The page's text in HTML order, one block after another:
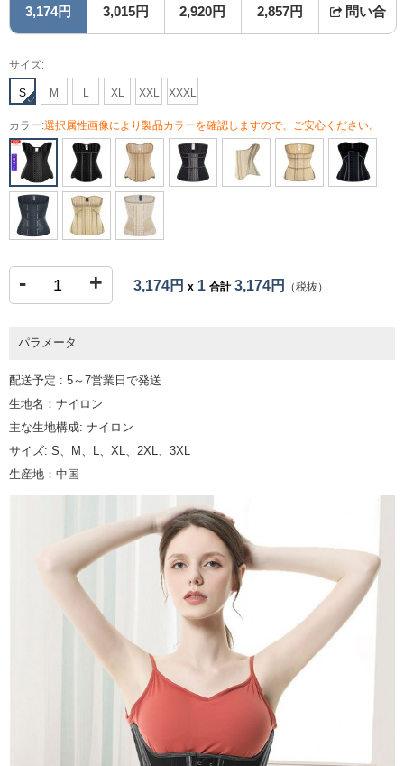
3,174円 3,015円 2,920円 2,857円 問い合
サイズ:
S M L XL XXL XXXL
カラー:選択属性画像により製品カラーを確認しますので、ご安心ください。
- + 3,174円 x 1 合計3,174円 （税抜）
パラメータ
配送予定 : 5～7営業日で発送
生地名：ナイロン
主な生地構成: ナイロン
サイズ: S、M、L、XL、2XL、3XL
生産地：中国